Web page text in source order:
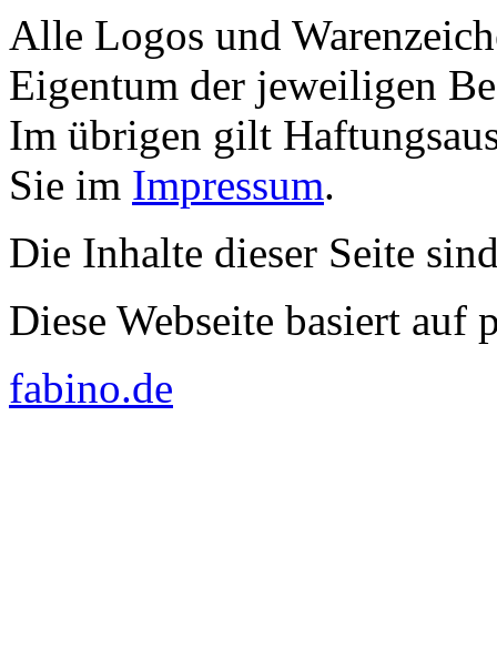
Alle Logos und
Eigentum der jeweiligen
Im übrigen gilt
Sie im Impressum.
Die Inhalte dieser Seite
Diese Webseite basiert auf
fabino.de